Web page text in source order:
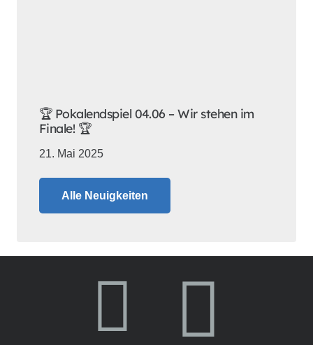
🏆 Pokalendspiel 04.06 – Wir stehen im
Finale! 🏆
21. Mai 2025
Alle Neuigkeiten